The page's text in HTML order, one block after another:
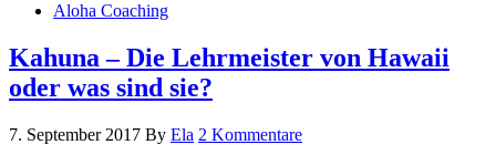
Aloha Coaching
Kahuna – Die Lehrmeister von Hawaii
oder was sind sie?
7. September 2017 By Ela 2 Kommentare